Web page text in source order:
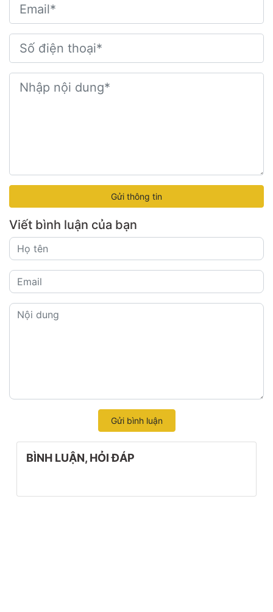
Gửi thông tin
Viết bình luận của bạn
Gửi bình luận
BÌNH LUẬN, HỎI ĐÁP